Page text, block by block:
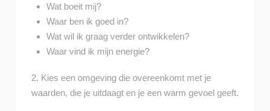
Wat boeit mij?
Waar ben ik goed in?
Wat wil ik graag verder ontwikkelen?
Waar vind ik mijn energie?
2. Kies een omgeving die overeenkomt met je
waarden, die je uitdaagt en je een warm gevoel geeft.